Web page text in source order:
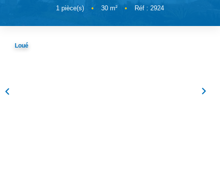
1 pièce(s) • 30 m² • Réf : 2924
Loué